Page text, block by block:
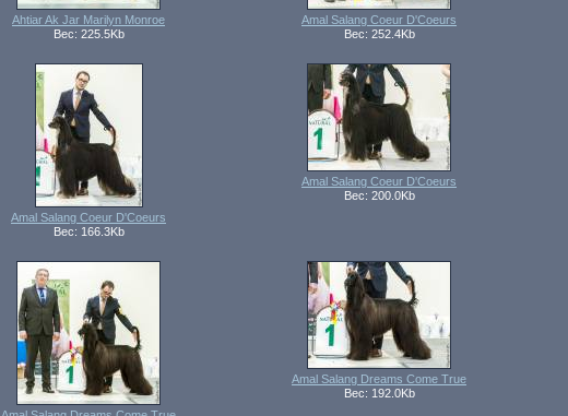
Ahtiar Ak Jar Marilyn Monroe
Вес: 225.5Kb
Amal Salang Coeur D'Coeurs
Вес: 252.4Kb
Amal Salang Coeur D'Coeurs
Вес: 166.3Kb
Amal Salang Coeur D'Coeurs
Вес: 200.0Kb
Amal Salang Dreams Come True
Вес: 192.0Kb